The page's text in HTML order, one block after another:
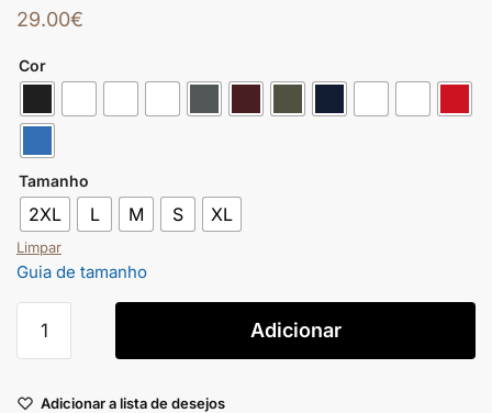
29.00€
Cor
Tamanho
2XL L M S XL
Limpar
Guia de tamanho
Adicionar
Adicionar a lista de desejos